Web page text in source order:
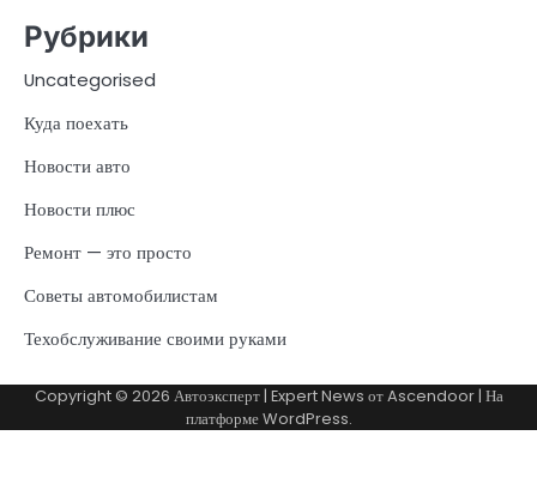
Рубрики
Uncategorised
Куда поехать
Новости авто
Новости плюс
Ремонт — это просто
Советы автомобилистам
Техобслуживание своими руками
Copyright © 2026 Автоэксперт| Expert News отAscendoor| На
платформеWordPress.